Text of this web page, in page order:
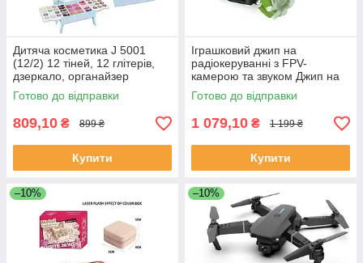
Дитяча косметика J 5001
(12/2) 12 тіней, 12 глітерів,
дзеркало, органайзер
Готово до відправки
809,10 ₴ 899 ₴
Купити
Іграшковий джип на
радіокеруванні з FPV-
камерою та звуком Джип на
ролекових колесах з
підсвічуванням
Готово до відправки
1 079,10 ₴ 1 199 ₴
Купити
–10% –10%